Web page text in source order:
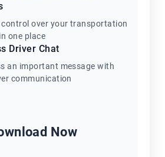
control over your transportation
one place
Driver Chat
an important message with
communication
Now